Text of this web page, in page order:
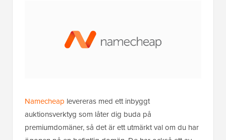
Namecheap levereras med ett inbyggt
auktionsverktyg som låter dig buda på
premiumdomäner, så det är ett utmärkt val om du har